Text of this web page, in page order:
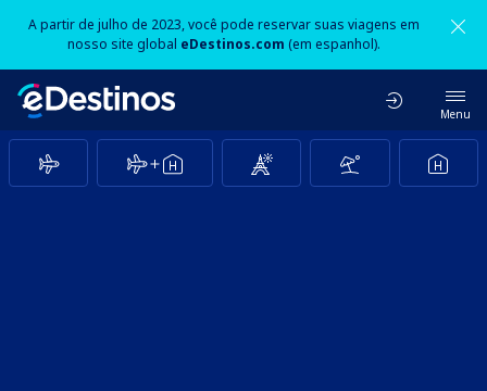
A partir de julho de 2023, você pode reservar suas viagens em
nosso site global eDestinos.com (em espanhol).
Menu